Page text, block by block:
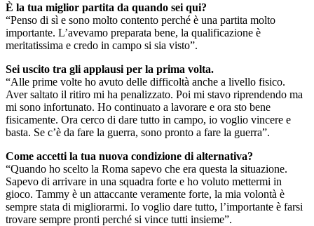
È la tua miglior partita da quando sei qui?
“Penso di sì e sono molto contento perché è una partita molto
importante. L’avevamo preparata bene, la qualificazione è
meritatissima e credo in campo si sia visto”.
Sei uscito tra gli applausi per la prima volta.
“Alle prime volte ho avuto delle difficoltà anche a livello fisico.
Aver saltato il ritiro mi ha penalizzato. Poi mi stavo riprendendo ma
mi sono infortunato. Ho continuato a lavorare e ora sto bene
fisicamente. Ora cerco di dare tutto in campo, io voglio vincere e
basta. Se c’è da fare la guerra, sono pronto a fare la guerra”.
Come accetti la tua nuova condizione di alternativa?
“Quando ho scelto la Roma sapevo che era questa la situazione.
Sapevo di arrivare in una squadra forte e ho voluto mettermi in
gioco. Tammy è un attaccante veramente forte, la mia volontà è
sempre stata di migliorarmi. Io voglio dare tutto, l’importante è farsi
trovare sempre pronti perché si vince tutti insieme”.